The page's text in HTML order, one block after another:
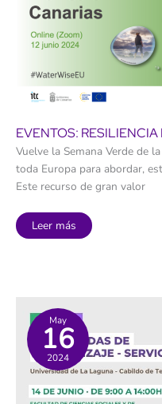
EVENTOS:
Vuelve la Semana Verde de
toda Europa para abordar,
Este recurso de gran valor
Eventos:
Resiliencia
Leer más
May
16
2024